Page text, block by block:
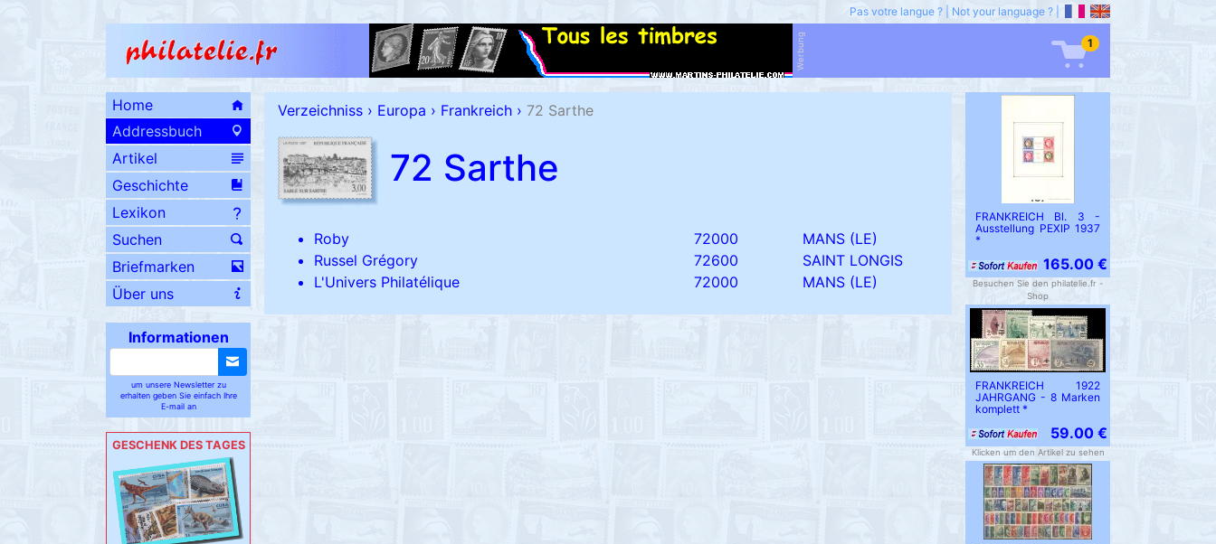
Pas votre langue ? Not your language ?
Werbung 1
Home
Addressbuch
Artikel
Geschichte
Lexikon
Suchen
Briefmarken
Über uns
Informationen
um unsere Newsletter zu
erhalten geben Sie einfach Ihre
E-mail an
GESCHENK DES TAGES
Verzeichniss › Europa › Frankreich › 72 Sarthe
72 Sarthe
Roby 72000
MANS (LE)
Russel Grégory
72600
SAINT LONGIS
L'Univers Philatélique
72000 MANS (LE)
FRANKREICH Bl. 3 -
Ausstellung PEXIP 1937
*
165.00 €
Besuchen Sie den philatelie.fr -
Shop
FRANKREICH 1922
JAHRGANG - 8 Marken
komplett *
59.00 €
Klicken um den Artikel zu sehen